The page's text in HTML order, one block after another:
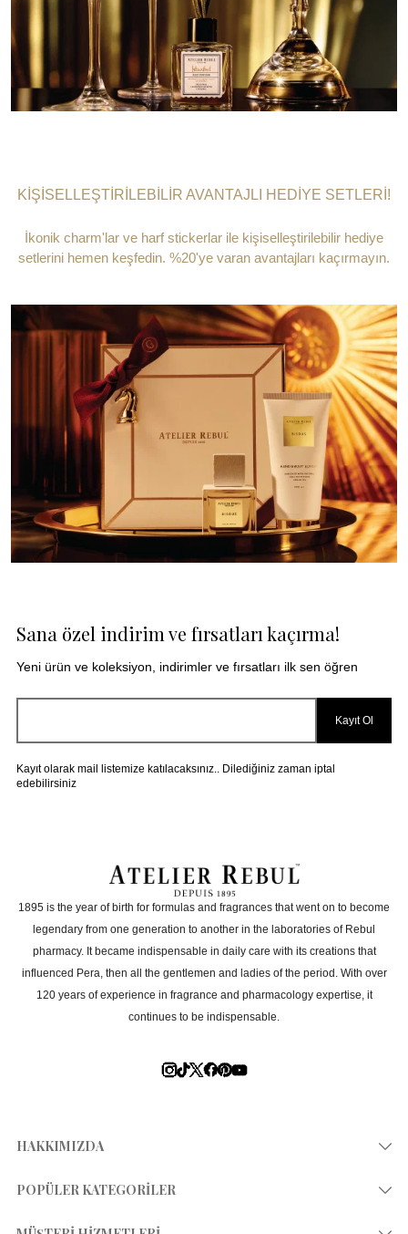
KİŞİSELLEŞTİRİLEBİLİR AVANTAJLI HEDİYE SETLERİ!
İkonik charm'lar ve harf stickerlar ile kişiselleştirilebilir hediye
setlerini hemen keşfedin. %20'ye varan avantajları kaçırmayın.
Sana özel indirim ve fırsatları kaçırma!
Yeni ürün ve koleksiyon, indirimler ve fırsatları ilk sen öğren
Kayıt Ol
Kayıt olarak mail listemize katılacaksınız.. Dilediğiniz zaman iptal
edebilirsiniz
1895 is the year of birth for formulas and fragrances that went on to become
legendary from one generation to another in the laboratories of Rebul
pharmacy. It became indispensable in daily care with its creations that
influenced Pera, then all the gentlemen and ladies of the period. With over
120 years of experience in fragrance and pharmacology expertise, it
continues to be indispensable.
HAKKIMIZDA
Hikayemiz
POPÜLER KATEGORİLER
Kolonya 80°